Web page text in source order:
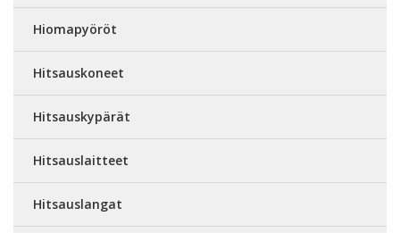
Hiomapyöröt
Hitsauskoneet
Hitsauskypärät
Hitsauslaitteet
Hitsauslangat